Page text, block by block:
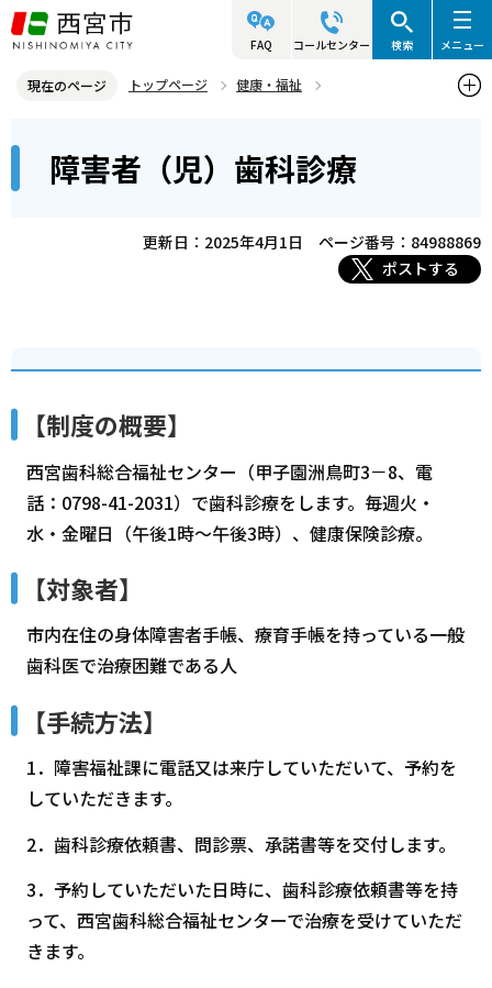
こ
の
ジ
先
FAQ コールセンター 検索 メニュー
現在のページ トップページ
健康・福祉
こ
障害者（児）歯科診療
更新日：2025年4月1日
ページ番号：84988869
ポストする
【制度の概要】
西宮歯科総合福祉センター（甲子園洲鳥町3－8、電
話：0798-41-2031）で歯科診療をします。毎週火・
水・金曜日（午後1時～午後3時）、健康保険診療。
【対象者】
市内在住の身体障害者手帳、療育手帳を持っている一般
歯科医で治療困難である人
【手続方法】
1．障害福祉課に電話又は来庁していただいて、予約を
していただきます。
2．歯科診療依頼書、問診票、承諾書等を交付します。
3．予約していただいた日時に、歯科診療依頼書等を持
って、西宮歯科総合福祉センターで治療を受けていただ
きます。